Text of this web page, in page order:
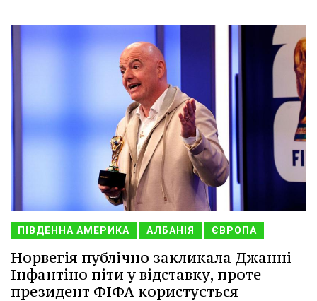
ПІВДЕННА АМЕРИКА АЛБАНІЯ ЄВРОПА
Норвегія публічно закликала Джанні
Інфантіно піти у відставку, проте
президент ФІФА користується